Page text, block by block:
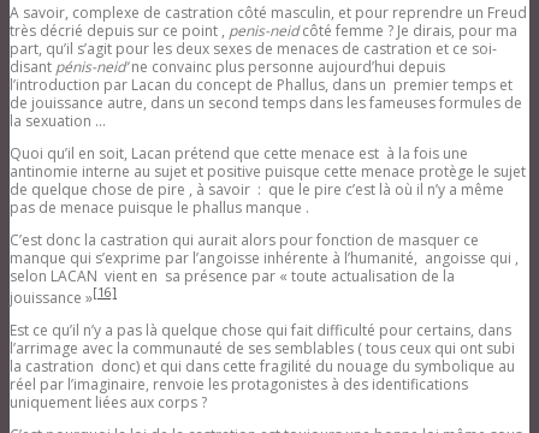
A savoir, complexe de castration côté masculin, et pour reprendre un Freud
très décrié depuis sur ce point , penis-neidcôté femme ? Je dirais, pour ma
part, qu’il s’agit pour les deux sexes de menaces de castration et ce soi-
disant pénis-neid’ne convainc plus personne aujourd’hui depuis
l’introduction par Lacan du concept de Phallus, dans un premier temps et
de jouissance autre, dans un second temps dans les fameuses formules de
la sexuation …
Quoi qu’il en soit, Lacan prétend que cette menace est à la fois une
antinomie interne au sujet et positive puisque cette menace protège le sujet
de quelque chose de pire , à savoir : que le pire c’est là où il n’y a même
pas de menace puisque le phallus manque .
C’est donc la castration qui aurait alors pour fonction de masquer ce
manque qui s’exprime par l’angoisse inhérente à l’humanité, angoisse qui ,
selon LACAN vient en sa présence par « toute actualisation de la
jouissance »[16]
Est ce qu’il n’y a pas là quelque chose qui fait difficulté pour certains, dans
l’arrimage avec la communauté de ses semblables ( tous ceux qui ont subi
la castration donc) et qui dans cette fragilité du nouage du symbolique au
réel par l’imaginaire, renvoie les protagonistes à des identifications
uniquement liées aux corps ?